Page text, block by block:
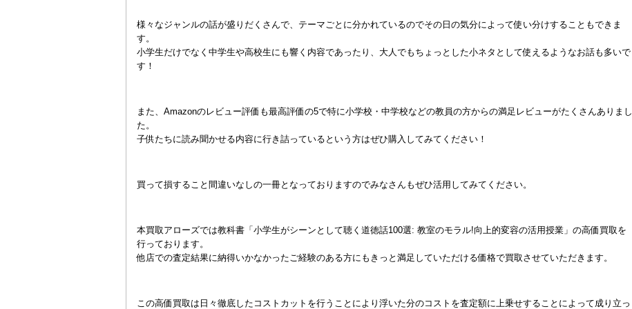
様々なジャンルの話が盛りだくさんで、テーマごとに分かれているのでその日の気分によって使い分けすることもできま
す。
小学生だけでなく中学生や高校生にも響く内容であったり、大人でもちょっとした小ネタとして使えるようなお話も多いで
す！
また、Amazonのレビュー評価も最高評価の5で特に小学校・中学校などの教員の方からの満足レビューがたくさんありまし
た。
子供たちに読み聞かせる内容に行き詰っているという方はぜひ購入してみてください！
買って損すること間違いなしの一冊となっておりますのでみなさんもぜひ活用してみてください。
本買取アローズでは教科書「小学生がシーンとして聴く道徳話100選: 教室のモラル!向上的変容の活用授業」の高価買取を
行っております。
他店での査定結果に納得いかなかったご経験のある方にもきっと満足していただける価格で買取させていただきます。
この高価買取は日々徹底したコストカットを行うことにより浮いた分のコストを査定額に上乗せすることによって成り立っ